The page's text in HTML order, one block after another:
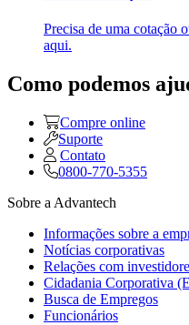
Precisa de uma cotação
aqui.
Como podemos
Compre online
Suporte
Contato
0800-770-5355
Sobre a Advantech
Informações sobre a
Notícias corporativas
Relações com
Cidadania Corporativa
Busca de Empregos
Funcionários